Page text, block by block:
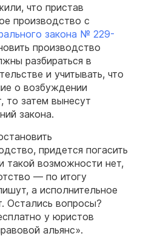
что пристав
производство с
закона № 229-
производство
разбираться в
и учитывать, что
о возбуждении
то затем вынесут
закона.
придется погасить
такой возможности нет,
— по итогу
а исполнительное
Остались вопросы?
у юристов
альянс».